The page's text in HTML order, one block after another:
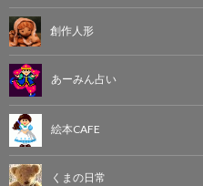
創作人形
あーみん占い
絵本CAFE
くまの日常